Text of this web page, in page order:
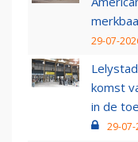
29-07-
komst
in de
29-07-